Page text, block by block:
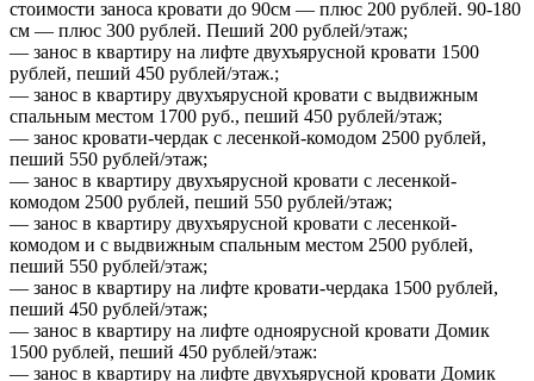
стоимости заноса кровати до 90см — плюс 200 рублей. 90-180
см — плюс 300 рублей. Пеший 200 рублей/этаж;
— занос в квартиру на лифте двухъярусной кровати 1500
рублей, пеший 450 рублей/этаж.;
— занос в квартиру двухъярусной кровати с выдвижным
спальным местом 1700 руб., пеший 450 рублей/этаж;
— занос кровати-чердак с лесенкой-комодом 2500 рублей,
пеший 550 рублей/этаж;
— занос в квартиру двухъярусной кровати с лесенкой-
комодом 2500 рублей, пеший 550 рублей/этаж;
— занос в квартиру двухъярусной кровати с лесенкой-
комодом и с выдвижным спальным местом 2500 рублей,
пеший 550 рублей/этаж;
— занос в квартиру на лифте кровати-чердака 1500 рублей,
пеший 450 рублей/этаж;
— занос в квартиру на лифте одноярусной кровати Домик
1500 рублей, пеший 450 рублей/этаж:
— занос в квартиру на лифте двухъярусной кровати Домик